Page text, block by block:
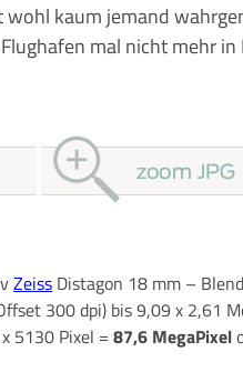
kaum jemand
Flughafen mal nicht
Zeiss Distagon 18 mm –
300 dpi) bis 9,09 x 2,61
5130 Pixel = 87,6 MegaPixel